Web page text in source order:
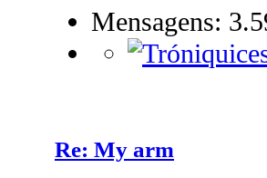
Mensagens:
Re: My arm